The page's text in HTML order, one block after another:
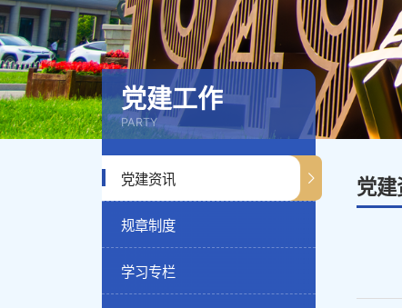
党建工作
PARTY
党建资讯
规章制度
学习专栏
党建